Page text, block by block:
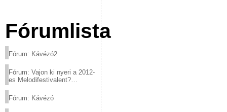
Fórumlista
Fórum: Kávézó2
Fórum: Vajon ki nyeri a 2012-
es Melodifestivalent?
Fórum: Kávézó